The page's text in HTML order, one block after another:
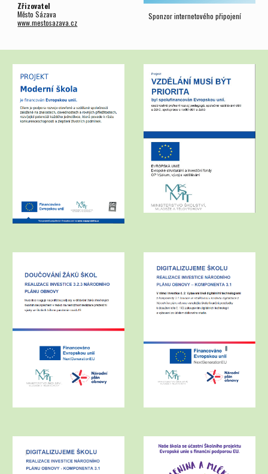
Zřizovatel
Město Sázava
www.mestosazava.cz
Sponzor internetového připojení